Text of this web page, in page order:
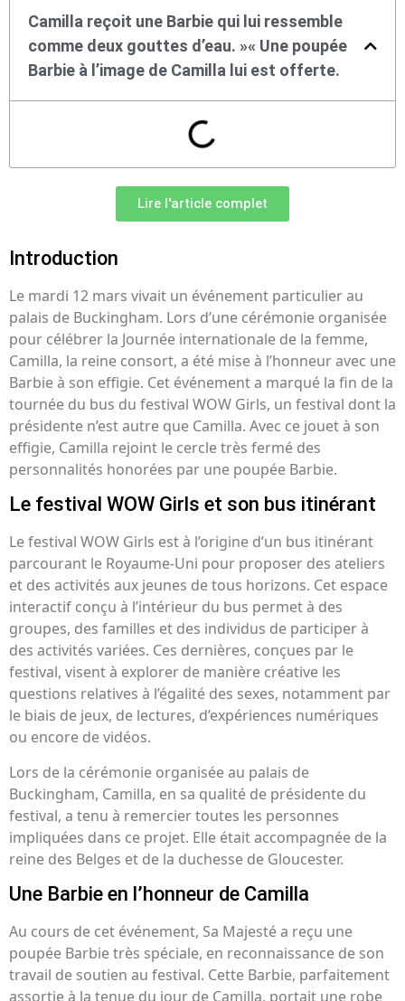
Camilla reçoit une Barbie qui lui ressemble
comme deux gouttes d’eau. »« Une poupée
Barbie à l’image de Camilla lui est offerte.
Lire l'article complet
Introduction
Le mardi 12 mars vivait un événement particulier au
palais de Buckingham. Lors d’une cérémonie organisée
pour célébrer la Journée internationale de la femme,
Camilla, la reine consort, a été mise à l’honneur avec une
Barbie à son effigie. Cet événement a marqué la fin de la
tournée du bus du festival WOW Girls, un festival dont la
présidente n’est autre que Camilla. Avec ce jouet à son
effigie, Camilla rejoint le cercle très fermé des
personnalités honorées par une poupée Barbie.
Le festival WOW Girls et son bus itinérant
Le festival WOW Girls est à l’origine d’un bus itinérant
parcourant le Royaume-Uni pour proposer des ateliers
et des activités aux jeunes de tous horizons. Cet espace
interactif conçu à l’intérieur du bus permet à des
groupes, des familles et des individus de participer à
des activités variées. Ces dernières, conçues par le
festival, visent à explorer de manière créative les
questions relatives à l’égalité des sexes, notamment par
le biais de jeux, de lectures, d’expériences numériques
ou encore de vidéos.
Lors de la cérémonie organisée au palais de
Buckingham, Camilla, en sa qualité de présidente du
festival, a tenu à remercier toutes les personnes
impliquées dans ce projet. Elle était accompagnée de la
reine des Belges et de la duchesse de Gloucester.
Une Barbie en l’honneur de Camilla
Au cours de cet événement, Sa Majesté a reçu une
poupée Barbie très spéciale, en reconnaissance de son
travail de soutien au festival. Cette Barbie, parfaitement
assortie à la tenue du jour de Camilla, portait une robe